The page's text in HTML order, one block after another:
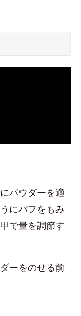
パウダーを適
にパフをもみ
で量を調節す
ーをのせる前